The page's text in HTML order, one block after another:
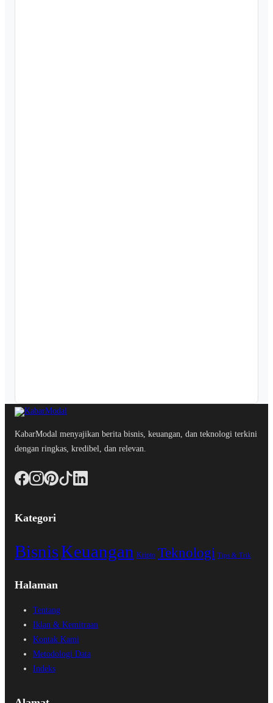
KabarModal menyajikan berita bisnis, keuangan, dan teknologi terkini
dengan ringkas, kredibel, dan relevan.
Kategori
BisnisKeuangan Kripto Teknologi Tips & Trik
Halaman
Tentang
Iklan & Kemitraan
Kontak Kami
Metodologi Data
Indeks